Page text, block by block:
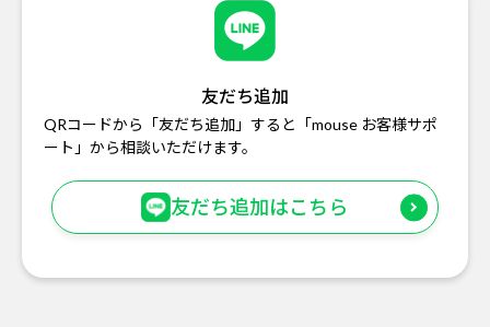
友だち追加
QRコードから「友だち追加」すると「mouse お客様サポ
ート」から相談いただけます。
友だち追加はこちら